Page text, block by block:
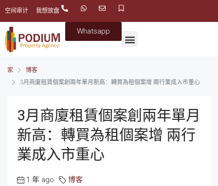
空间审计 我想放盘
Whatsapp
家
博客
3月商廈租賃個案創兩年單月新高：轉買為租個案增 兩行業成入市重心
3月商廈租賃個案創兩年單月
新高：轉買為租個案增 兩行
業成入市重心
1 年 ago 博客